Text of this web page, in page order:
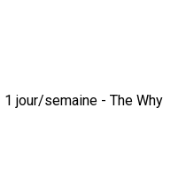
jour/semaine - The Why